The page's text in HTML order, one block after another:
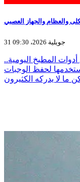
31 جويلية 2026، 09:30
أدوات المطبخ اليومية..
لحفظ الوجبات